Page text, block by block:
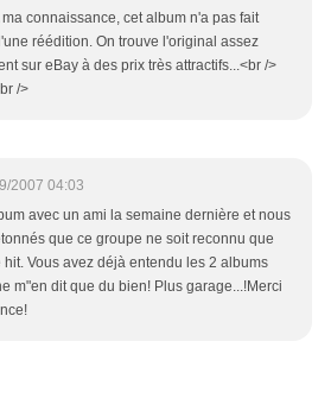
ma connaissance, cet album n'a pas fait
réédition. On trouve l'original assez
sur eBay à des prix très attractifs...<br />
/>
2007 04:03
avec un ami la semaine dernière et nous
que ce groupe ne soit reconnu que
Vous avez déjà entendu les 2 albums
m"en dit que du bien! Plus garage...!Merci